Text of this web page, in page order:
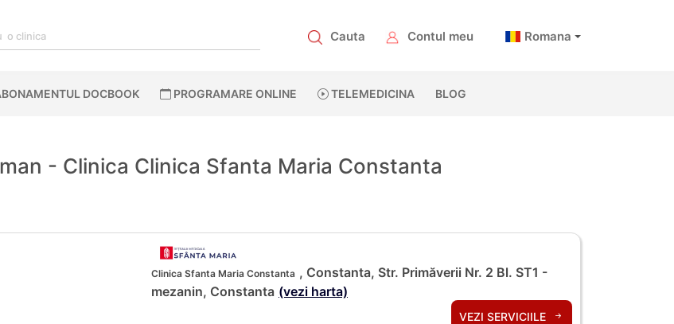
Cauta Contul meu Romana
DOCBOOK PROGRAMARE ONLINE TELEMEDICINA BLOG
- Clinica Clinica Sfanta Maria Constanta
Clinica Sfanta Maria Constanta , Constanta, Str. Primăverii Nr. 2 Bl. ST1 -
mezanin, Constanta (vezi harta)
VEZI SERVICIILE